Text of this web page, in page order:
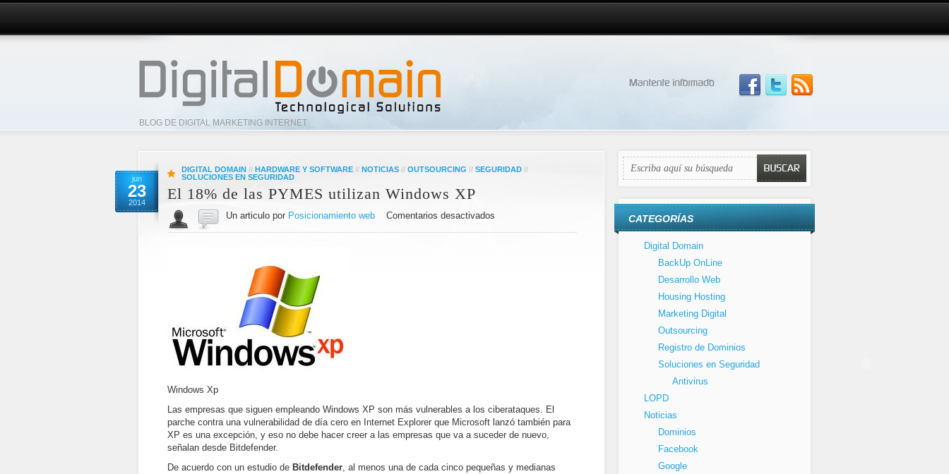
BLOG DE DIGITAL MARKETING INTERNET
jun
23
2014
DIGITAL DOMAIN // HARDWARE Y SOFTWARE // NOTICIAS // OUTSOURCING // SEGURIDAD //
SOLUCIONES EN SEGURIDAD
El 18% de las PYMES utilizan Windows XP
Un articulo por Posicionamiento web Comentarios desactivados
Windows Xp
Las empresas que siguen empleando Windows XP son más vulnerables a los ciberataques. El
parche contra una vulnerabilidad de día cero en Internet Explorer que Microsoft lanzó también para
XP es una excepción, y eso no debe hacer creer a las empresas que va a suceder de nuevo,
señalan desde Bitdefender.
De acuerdo con un estudio de Bitdefender, al menos una de cada cinco pequeñas y medianas
CATEGORÍAS
Digital Domain
BackUp OnLine
Desarrollo Web
Housing Hosting
Marketing Digital
Outsourcing
Registro de Dominios
Soluciones en Seguridad
Antivirus
LOPD
Noticias
Dominios
Facebook
Google